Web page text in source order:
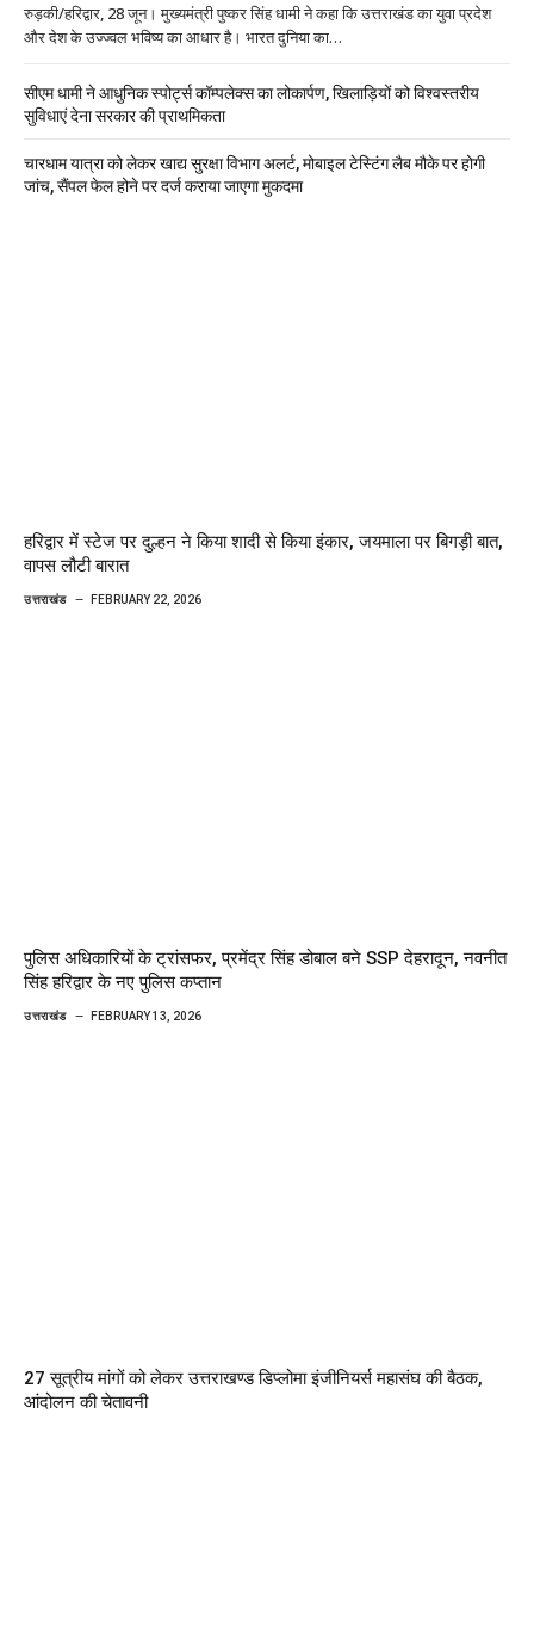
रुड़की/हरिद्वार, 28 जून। मुख्यमंत्री पुष्कर सिंह धामी ने कहा कि उत्तराखंड का युवा प्रदेश
और देश के उज्ज्वल भविष्य का आधार है। भारत दुनिया का…
सीएम धामी ने आधुनिक स्पोर्ट्स कॉम्पलेक्स का लोकार्पण, खिलाड़ियों को विश्वस्तरीय
सुविधाएं देना सरकार की प्राथमिकता
चारधाम यात्रा को लेकर खाद्य सुरक्षा विभाग अलर्ट, मोबाइल टेस्टिंग लैब मौके पर होगी
जांच, सैंपल फेल होने पर दर्ज कराया जाएगा मुकदमा
हरिद्वार में स्टेज पर दुल्हन ने किया शादी से किया इंकार, जयमाला पर बिगड़ी बात,
वापस लौटी बारात
उत्तराखंड FEBRUARY 22, 2026
पुलिस अधिकारियों के ट्रांसफर, प्रमेंद्र सिंह डोबाल बने SSP देहरादून, नवनीत
सिंह हरिद्वार के नए पुलिस कप्तान
उत्तराखंड FEBRUARY 13, 2026
27 सूत्रीय मांगों को लेकर उत्तराखण्ड डिप्लोमा इंजीनियर्स महासंघ की बैठक,
आंदोलन की चेतावनी